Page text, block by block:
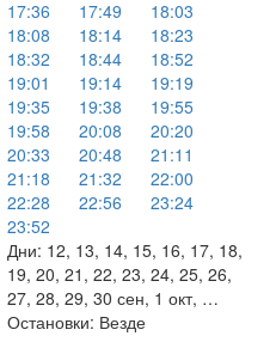
17:36
17:49
18:03
18:08
18:14
18:23
18:32
18:44
18:52
19:01
19:14
19:19
19:35
19:38
19:55
19:58
20:08
20:20
20:33
20:48
21:11
21:18
21:32
22:00
22:28
22:56
23:24
23:52
Дни: 12, 13, 14, 15, 16, 17, 18,
19, 20, 21, 22, 23, 24, 25, 26,
27, 28, 29, 30 сен, 1 окт, …
Остановки: Везде